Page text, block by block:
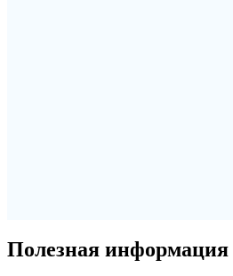
Полезная информация